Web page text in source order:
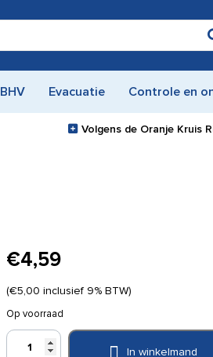
BHV Evacuatie Controle en
Volgens de Oranje Kruis
€4,59
(€5,00 inclusief 9% BTW)
Op voorraad
Finimal
tabletten
In winkelmand